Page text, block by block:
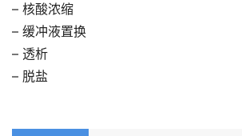
– 核酸浓缩
– 缓冲液置换
– 透析
– 脱盐